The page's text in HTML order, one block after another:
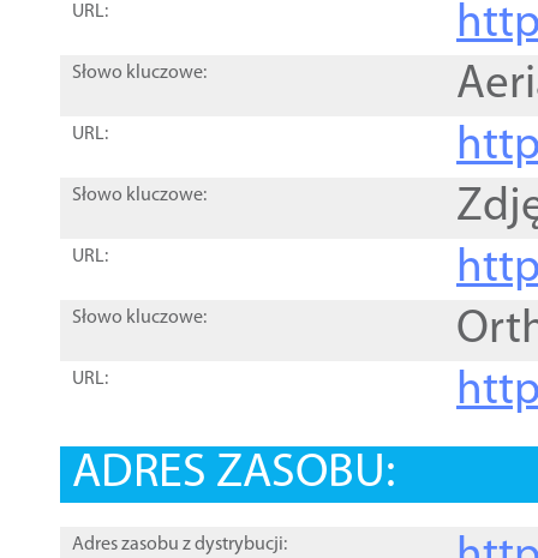
URL:
Słowo kluczowe:
URL:
Słowo kluczowe:
URL:
Słowo kluczowe:
URL:
ADRES ZASOBU:
Adres zasobu z dystrybucji: